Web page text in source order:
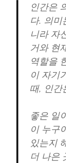
인간은
다. 의미
니라 자
거와 현
역할을
이 자기
때, 인간
좋은 일
이 누구
있는지
더 나은